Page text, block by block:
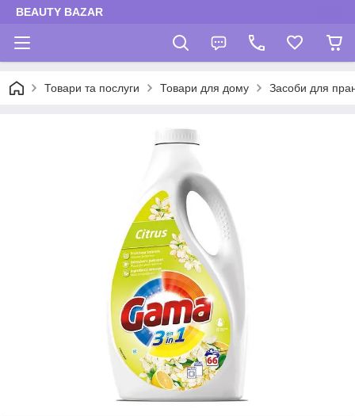
BEAUTY BAZAR
Товари та послуги Товари для дому Засоби для